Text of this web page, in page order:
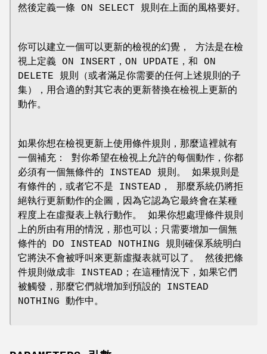
然後定義一條 ON SELECT 規則在上面的風格要好。
你可以建立一個可以更新的檢視的幻覺， 方法是在檢
視上定義 ON INSERT，ON UPDATE，和 ON
DELETE 規則（或者滿足你需要的任何上述規則的子
集），用合適的對其它表的更新替換在檢視上更新的
動作。
如果你想在檢視更新上使用條件規則，那麼這裡就有
一個補充： 對你希望在檢視上允許的每個動作，你都
必須有一個無條件的 INSTEAD 規則。 如果規則是
有條件的，或者它不是 INSTEAD， 那麼系統仍將拒
絕執行更新動作的企圖，因為它認為它最終會在某種
程度上在虛擬表上執行動作。 如果你想處理條件規則
上的所由有用的情況，那也可以；只需要增加一個無
條件的 DO INSTEAD NOTHING 規則確保系統明白
它將決不會被呼叫來更新虛擬表就可以了。 然後把條
件規則做成非 INSTEAD；在這種情況下，如果它們
被觸發，那麼它們就增加到預設的 INSTEAD
NOTHING 動作中。